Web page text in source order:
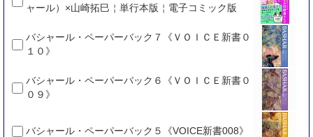
ャール）×山崎拓巳￤単行本版￤電子コミック版
バシャール・ペーパーバック７《ＶＯＩＣＥ新書０
１０》
バシャール・ペーパーバック６《ＶＯＩＣＥ新書０
０９》
バシャール・ペーパーバック５《VOICE新書008》